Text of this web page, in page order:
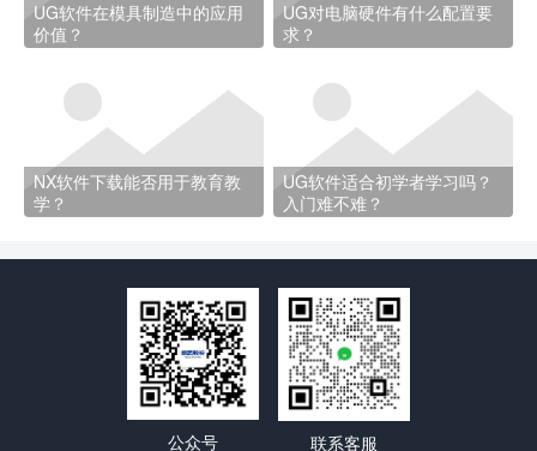
UG软件在模具制造中的应用
价值？
UG对电脑硬件有什么配置要
求？
NX软件下载能否用于教育教
学？
UG软件适合初学者学习吗？
入门难不难？
公众号 联系客服